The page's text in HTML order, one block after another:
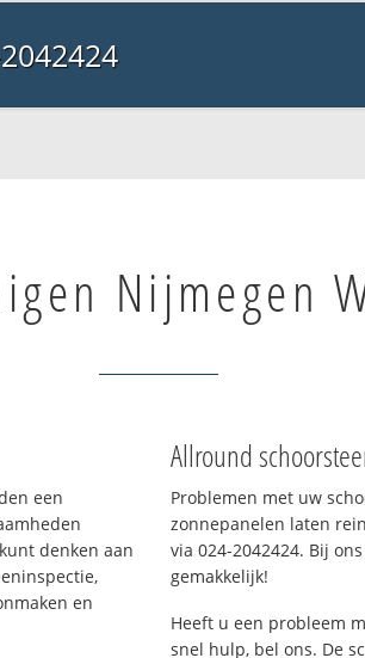
Nijmegen
een
denken aan
en
Allround
Problemen met uw
zonnepanelen laten
via 024-2042424. Bij
gemakkelijk!
Heeft u een probleem
snel hulp, bel ons. De